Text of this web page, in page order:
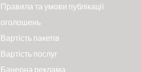
Правила та умови публікації
оголошень
Вартість пакетів
Вартість послуг
Банерна реклама